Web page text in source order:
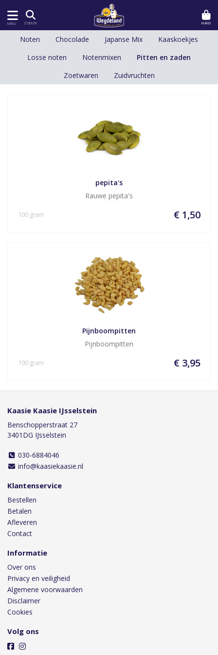
MENU ZOEKEN MAND
Noten Chocolade Japanse Mix
Kaaskoekjes
Losse noten
Notenmixen
Pitten en zaden
Zoetwaren
Zuidvruchten
pepita's
Rauwe pepita's
€ 1,50
100 gram
Pijnboompitten
Pijnboompitten
€ 3,95
100 gram
Kaasie Kaasie IJsselstein
Benschopperstraat 27
3401DG IJsselstein
030-6884046
info@kaasiekaasie.nl
Klantenservice
Bestellen
Betalen
Afleveren
Contact
Informatie
Over ons
Privacy en veiligheid
Algemene voorwaarden
Disclaimer
Cookies
Volg ons